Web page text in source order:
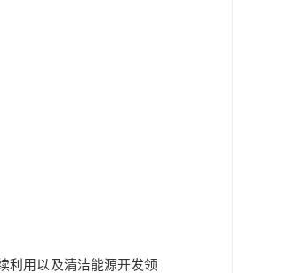
利用以及清洁能源开发领